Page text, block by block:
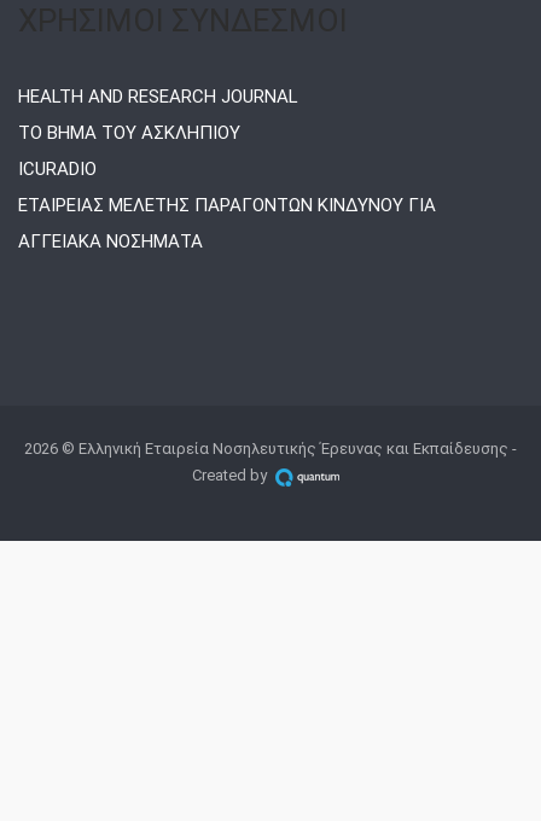
HEALTH AND RESEARCH JOURNAL
ΤΟ ΒΗΜΑ ΤΟΥ ΑΣΚΛΗΠΙΟΥ
ICURADIO
ΕΤΑΙΡΕΙΑΣ ΜΕΛΕΤΗΣ ΠΑΡΑΓΟΝΤΩΝ ΚΙΝΔΥΝΟΥ ΓΙΑ
ΑΓΓΕΙΑΚΑ ΝΟΣΗΜΑΤΑ
2026 © Ελληνική Εταιρεία Νοσηλευτικής Έρευνας και Εκπαίδευσης -
Created by